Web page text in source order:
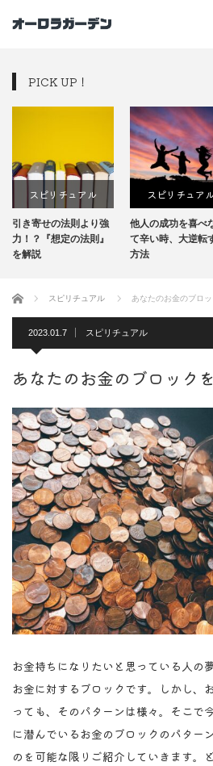
PICK UP！
スピリチュアル
引き寄せの法則より強
力！？『想定の法則』
を解説
スピリチュア
他人の成功を喜べ
て辛い時、大逆転
方法
ホーム スピリチュアル あなたのお金のブロ
2023.01.7 スピリチュアル
あなたのお金のブロック
お金持ちになりたいと思っている人の
お金に対するブロックです。しかし、
っても、そのパターンは様々。そこで
に潜んでいるお金のブロックのパター
のを可能な限りご紹介していきます。